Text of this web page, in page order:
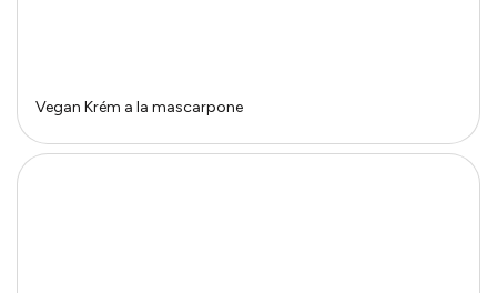
Vegan Krém a la mascarpone